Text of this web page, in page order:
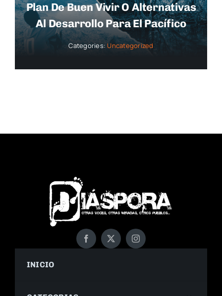
Plan De Buen Vivir O Alternativas
Al Desarrollo Para El Pacífico
Categories:Uncategorized
INICIO